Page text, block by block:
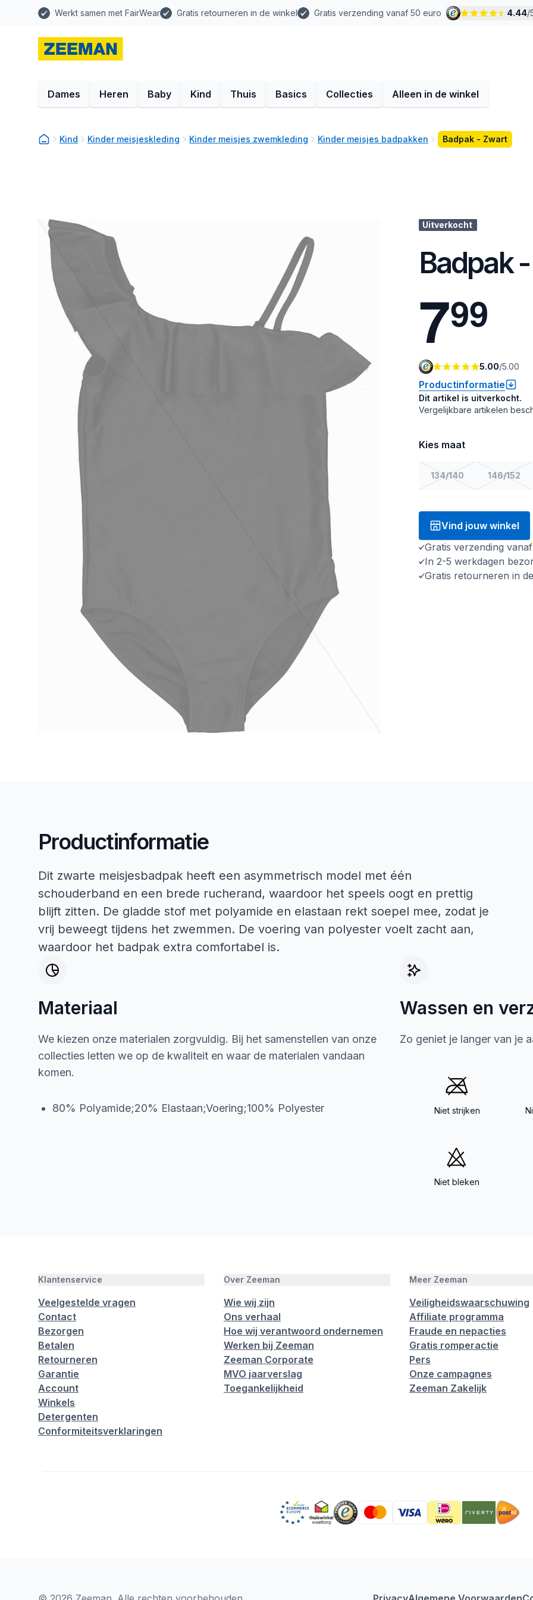
Werkt samen met FairWear Gratis retourneren in de winkel Gratis verzending vanaf 50 euro 4.44/
Dames Heren Baby Kind Thuis Basics Collecties Alleen in de winkel
Kind Kinder meisjeskleding Kinder meisjes zwemkleding Kinder meisjes badpakken Badpak - Zwart
Uitverkocht
Badpak
799
5.00/5.00
Productinformatie
Dit artikel is uitverkocht.
Vergelijkbare artikelen
Kies maat
134/140 146/152
Vind jouw winkel
Gratis verzending
In 2-5 werkdagen
Gratis retourneren in
Productinformatie
Dit zwarte meisjesbadpak heeft een asymmetrisch model met één
schouderband en een brede rucherand, waardoor het speels oogt en prettig
blijft zitten. De gladde stof met polyamide en elastaan rekt soepel mee, zodat je
vrij beweegt tijdens het zwemmen. De voering van polyester voelt zacht aan,
waardoor het badpak extra comfortabel is.
Materiaal
We kiezen onze materialen zorgvuldig. Bij het samenstellen van onze
collecties letten we op de kwaliteit en waar de materialen vandaan
komen.
80% Polyamide;20% Elastaan;Voering;100% Polyester
Wassen en
Zo geniet je langer van je
Niet strijken
Niet bleken
Klantenservice
Veelgestelde vragen
Contact
Bezorgen
Betalen
Retourneren
Garantie
Account
Winkels
Detergenten
Conformiteitsverklaringen
Over Zeeman
Wie wij zijn
Ons verhaal
Hoe wij verantwoord ondernemen
Werken bij Zeeman
Zeeman Corporate
MVO jaarverslag
Toegankelijkheid
Meer Zeeman
Veiligheidswaarschuwing
Affiliate programma
Fraude en nepacties
Gratis romperactie
Pers
Onze campagnes
Zeeman Zakelijk